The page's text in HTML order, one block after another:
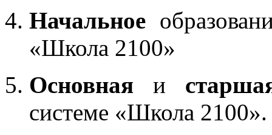
Начальное
«Школа 2100»
Основная и
системе «Школа 2100».